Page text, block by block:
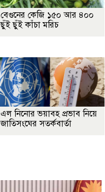
বেগুনের কেজি ১৫০ আর ৪০০
ছুঁই ছুঁই কাঁচা মরিচ
এল নিনোর ভয়াবহ প্রভাব নিয়ে
জাতিসংঘের সতর্কবার্তা